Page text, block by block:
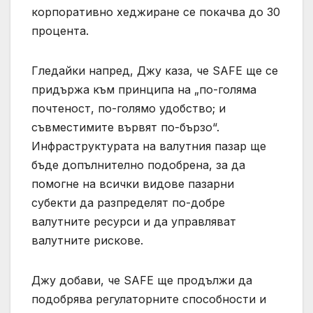
корпоративно хеджиране се покачва до 30
процента.
Гледайки напред, Джу каза, че SAFE ще се
придържа към принципа на „по-голяма
почтеност, по-голямо удобство; и
съвместимите вървят по-бързо“.
Инфраструктурата на валутния пазар ще
бъде допълнително подобрена, за да
помогне на всички видове пазарни
субекти да разпределят по-добре
валутните ресурси и да управляват
валутните рискове.
Джу добави, че SAFE ще продължи да
подобрява регулаторните способности и